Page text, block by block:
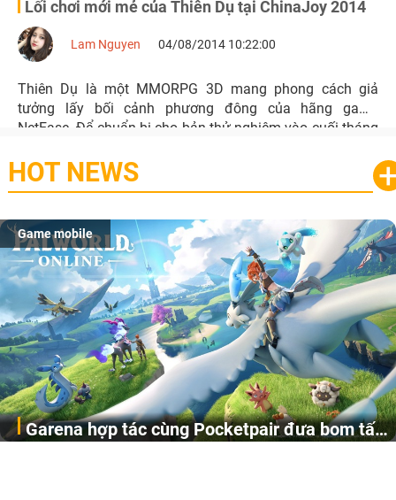
Lối chơi mới mẻ của Thiên Dụ tại ChinaJoy 2014
Lam Nguyen 04/08/2014 10:22:00
Thiên Dụ là một MMORPG 3D mang phong cách giả
tưởng lấy bối cảnh phương đông của hãng game
NetEase. Để chuẩn bị cho bản thử nghiệm vào cuối tháng
hoàn toàn mới cùng với những động tác biểu cảm cho
nhân vật.
HOT NEWS
Game mobile
Garena hợp tác cùng Pocketpair đưa bom tấn